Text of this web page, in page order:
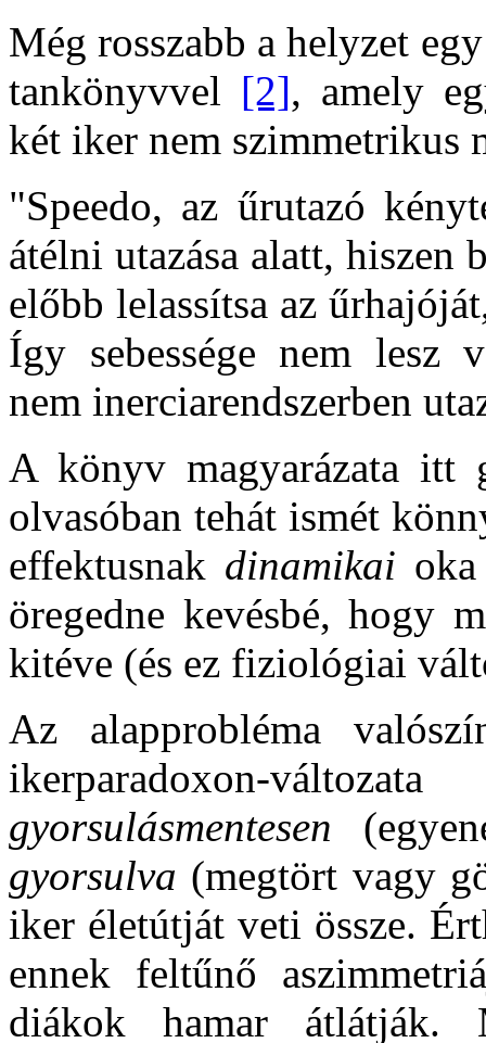
Még rosszabb a helyzet
tankönyvvel [2], amely
két iker nem szimmetrikus
"Speedo, az űrutazó
átélni utazása alatt, hiszen
előbb lelassítsa az
Így sebessége nem lesz
nem inerciarendszerben
A könyv magyarázata itt
olvasóban tehát ismét
effektusnak dinamikai
öregedne kevésbé, hogy
kitéve (és ez fiziológiai
Az alapprobléma
ikerparadoxon-
gyorsulásmentesen
gyorsulva (megtört vagy
iker életútját veti össze.
ennek feltűnő
diákok hamar